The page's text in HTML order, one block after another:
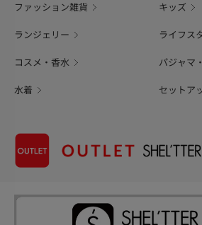
ファッション雑貨 キッズ
ランジェリー ライフス
コスメ・香水 パジャマ
水着 セットア